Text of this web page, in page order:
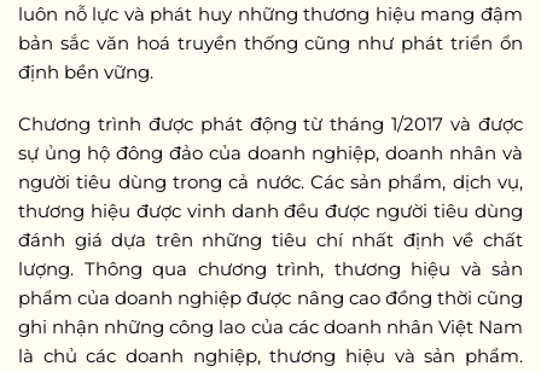
luôn nỗ lực và phát huy những thương hiệu mang đậm
bản sắc văn hoá truyền thống cũng như phát triển ổn
định bền vững.
Chương trình được phát động từ tháng 1/2017 và được
sự ủng hộ đông đảo của doanh nghiệp, doanh nhân và
người tiêu dùng trong cả nước. Các sản phẩm, dịch vụ,
thương hiệu được vinh danh đều được người tiêu dùng
đánh giá dựa trên những tiêu chí nhất định về chất
lượng. Thông qua chương trình, thương hiệu và sản
phẩm của doanh nghiệp được nâng cao đồng thời cũng
ghi nhận những công lao của các doanh nhân Việt Nam
là chủ các doanh nghiệp, thương hiệu và sản phẩm.